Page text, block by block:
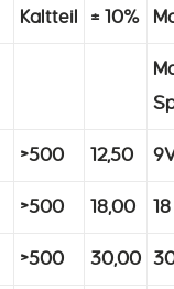
Kaltteil
± 10%
>500 12,50
>500 18,00
>500 30,00